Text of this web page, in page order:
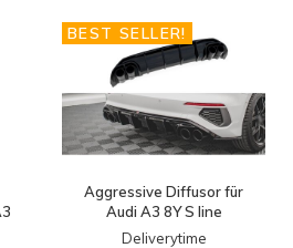
angesehen
BEST SELLER!
Aggressive Diffusor für
Audi A3 8Y S line
Sportback
Deliverytime